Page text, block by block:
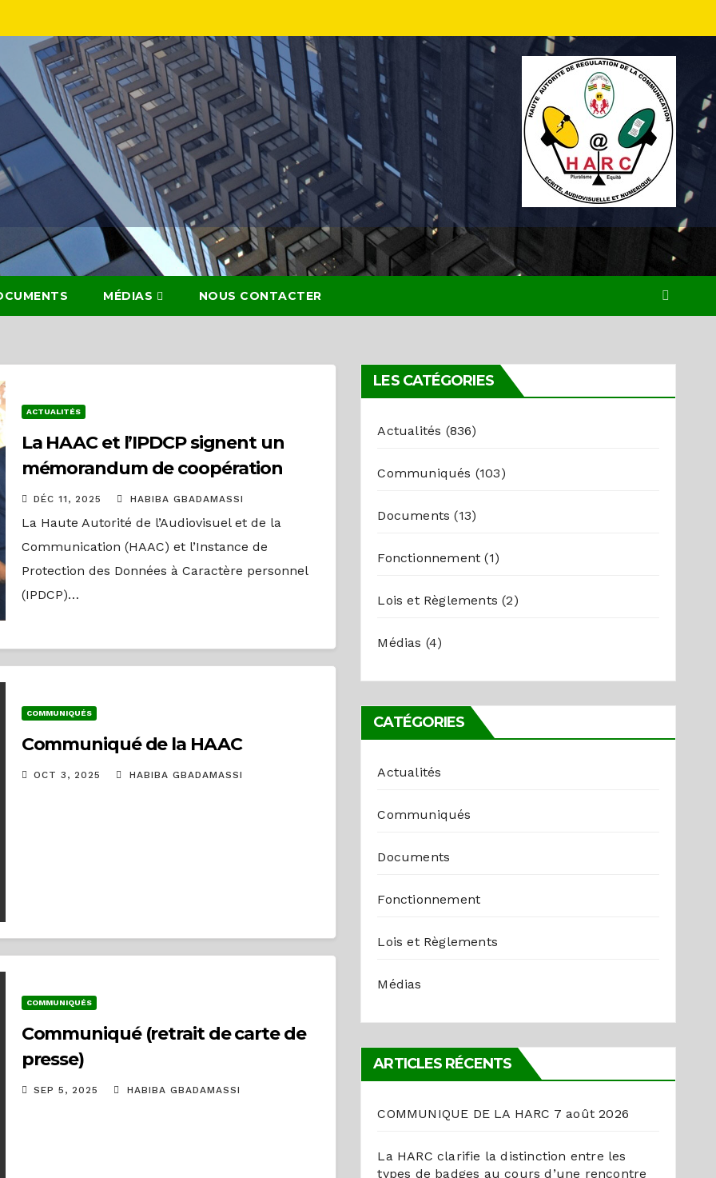
MÉDIAS NOUS CONTACTER
ACTUALITÉS
La HAAC et l’IPDCP signent un
mémorandum de coopération
DÉC 11, 2025 HABIBA GBADAMASSI
La Haute Autorité de l’Audiovisuel et de la
Communication (HAAC) et l’Instance de
Protection des Données à Caractère personnel
(IPDCP)…
COMMUNIQUÉS
Communiqué de la HAAC
OCT 3, 2025 HABIBA GBADAMASSI
COMMUNIQUÉS
Communiqué (retrait de carte de
presse)
SEP 5, 2025 HABIBA GBADAMASSI
LES CATÉGORIES
Actualités (836)
Communiqués (103)
Documents (13)
Fonctionnement (1)
Lois et Règlements (2)
Médias (4)
CATÉGORIES
Actualités
Communiqués
Documents
Fonctionnement
Lois et Règlements
Médias
ARTICLES RÉCENTS
COMMUNIQUE DE LA HARC 7 août 2026
La HARC clarifie la distinction entre les
types de badges au cours d’une rencontre